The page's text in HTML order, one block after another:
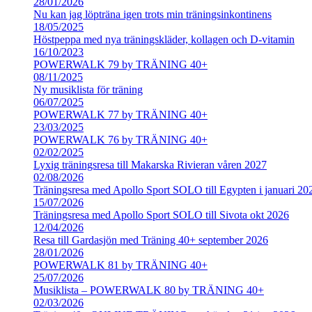
Nu kan jag löpträna igen trots min träningsinkontinens
18/05/2025
Höstpeppa med nya träningskläder, kollagen och D-vitamin
16/10/2023
POWERWALK 79 by TRÄNING 40+
08/11/2025
Ny musiklista för träning
06/07/2025
POWERWALK 77 by TRÄNING 40+
23/03/2025
POWERWALK 76 by TRÄNING 40+
02/02/2025
Lyxig träningsresa till Makarska Rivieran våren 2027
02/08/2026
Träningsresa med Apollo Sport SOLO till Egypten i januari
15/07/2026
Träningsresa med Apollo Sport SOLO till Sivota okt 2026
12/04/2026
Resa till Gardasjön med Träning 40+ september 2026
28/01/2026
POWERWALK 81 by TRÄNING 40+
25/07/2026
Musiklista – POWERWALK 80 by TRÄNING 40+
02/03/2026